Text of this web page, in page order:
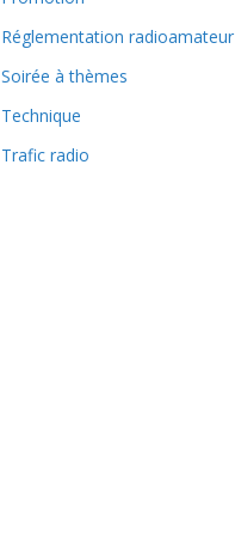
Réglementation radioamateur
Soirée à thèmes
Technique
Trafic radio